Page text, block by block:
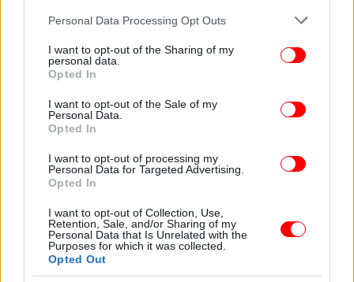
Please note that this website/app uses one or more Google
not limited to your visit or usage behaviour. You may click to
grant or deny consent to Google and its third-party tags to
use your data for below specified purposes in below Google
consent section.
Personal Data Processing Opt Outs
I want to opt-out of the Sharing of my
personal data.
Opted In
I want to opt-out of the Sale of my
Personal Data.
Opted In
I want to opt-out of processing my
Personal Data for Targeted Advertising.
Opted In
I want to opt-out of Collection, Use,
Retention, Sale, and/or Sharing of my
Personal Data that Is Unrelated with the
Purposes for which it was collected.
Opted Out
Σε βάρος των συλληφθέντων επιβλήθηκαν τα
προβλεπόμενα πρόστιμα και συγκεκριμένα 3.000
ευρώ στον υπεύθυνο της οικίας, 23 πρόστιμα για
μετακίνηση. Η προανάκριση διενεργείται από την
Υποδιεύθυνση Ασφάλειας Ρεθύμνου.
ΟΛΕΣ ΟΙ ΕΙΔΗΣΕΙΣ
της «γκρεμίζει» τις ψεκασμένες θεωρίες συνωμοσίας για
τα εμβόλια
«Αντιρρησίες στα σπίτια σας, όχι εδώ»: Ιερέας στην
Καλαμάτα διέκοψε τη λειτουργία και έβγαλε έξω πιστούς